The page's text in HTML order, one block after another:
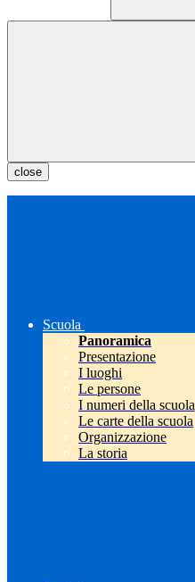
close
Scuola
Panoramica
Presentazione
I luoghi
Le persone
I numeri della scuola
Le carte della scuola
Organizzazione
La storia